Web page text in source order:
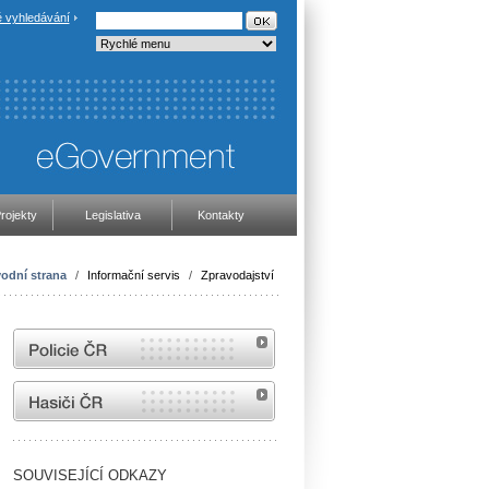
vyhledávání
Legislativa Kontakty
strana / Informační servis / Zpravodajství
internetové stránky Policie ČR
internetové stránky Hasiči ČR
SOUVISEJÍCÍ ODKAZY